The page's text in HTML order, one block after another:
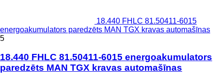
18.440 FHLC 81.50411-6015
energoakumulators paredzēts MAN TGX kravas automašīnas
5
18.440 FHLC 81.50411-6015 energoakumulators
paredzēts MAN TGX kravas automašīnas